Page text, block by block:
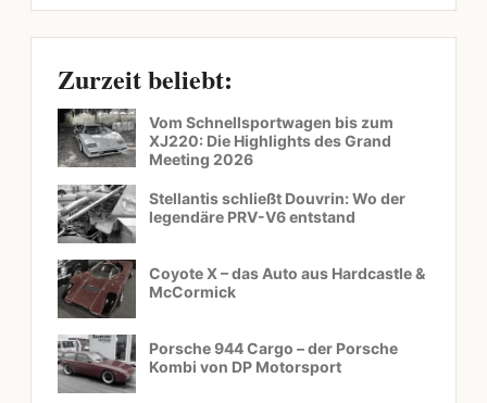
Zurzeit beliebt:
Vom Schnellsportwagen bis zum
XJ220: Die Highlights des Grand
Meeting 2026
Stellantis schließt Douvrin: Wo der
legendäre PRV-V6 entstand
Coyote X – das Auto aus Hardcastle &
McCormick
Porsche 944 Cargo – der Porsche
Kombi von DP Motorsport